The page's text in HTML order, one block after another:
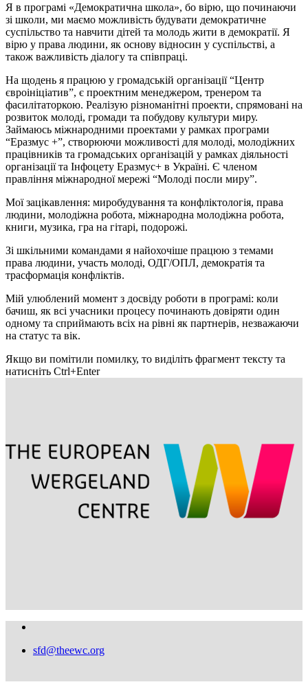
Я в програмі «Демократична школа», бо вірю, що починаючи
зі школи, ми маємо можливість будувати демократичне
суспільство та навчити дітей та молодь жити в демократії. Я
вірю у права людини, як основу відносин у суспільстві, а
також важливість діалогу та співпраці.
На щодень я працюю у громадській організації “Центр
євроініціатив”, є проектним менеджером, тренером та
фасилітаторкою. Реалізую різноманітні проекти, спрямовані на
розвиток молоді, громади та побудову культури миру.
Займаюсь міжнародними проектами у рамках програми
“Еразмус +”, створюючи можливості для молоді, молодіжних
працівників та громадських організацій у рамках діяльності
організації та Інфоцету Еразмус+ в Україні. Є членом
правління міжнародної мережі “Молоді посли миру”.
Мої зацікавлення: миробудування та конфліктологія, права
людини, молодіжна робота, міжнародна молодіжна робота,
книги, музика, гра на гітарі, подорожі.
Зі шкільними командами я найохочіше працюю з темами
права людини, участь молоді, ОДГ/ОПЛ, демократія та
трасформація конфліктів.
Мій улюблений момент з досвіду роботи в програмі: коли
бачиш, як всі учасники процесу починають довіряти один
одному та сприймають всіх на рівні як партнерів, незважаючи
на статус та вік.
Якщо ви помітили помилку, то виділіть фрагмент тексту та
натисніть Ctrl+Enter
sfd@theewc.org